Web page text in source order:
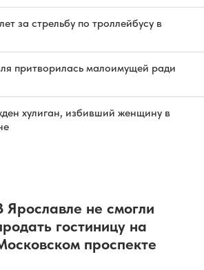
за стрельбу по троллейбусу в
притворилась малоимущей ради
хулиган, избивший женщину в
Ярославле не смогли
гостиницу на
проспекте